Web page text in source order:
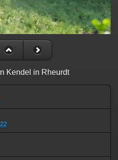
Kendel in Rheurdt